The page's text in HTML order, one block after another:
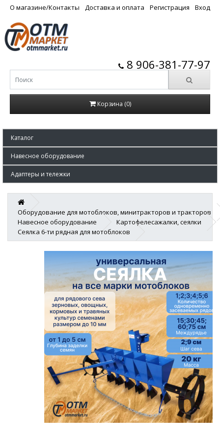
О магазине/Контакты Доставка и оплата Регистрация Вход
8 906-381-77-97
Корзина (0)
Каталог
Навесное оборудование
Адаптеры и тележки
Оборудование для мотоблоков, минитракторов и тракторов
Навесное оборудование
Картофелесажалки, сеялки
Сеялка 6-ти рядная для мотоблоков